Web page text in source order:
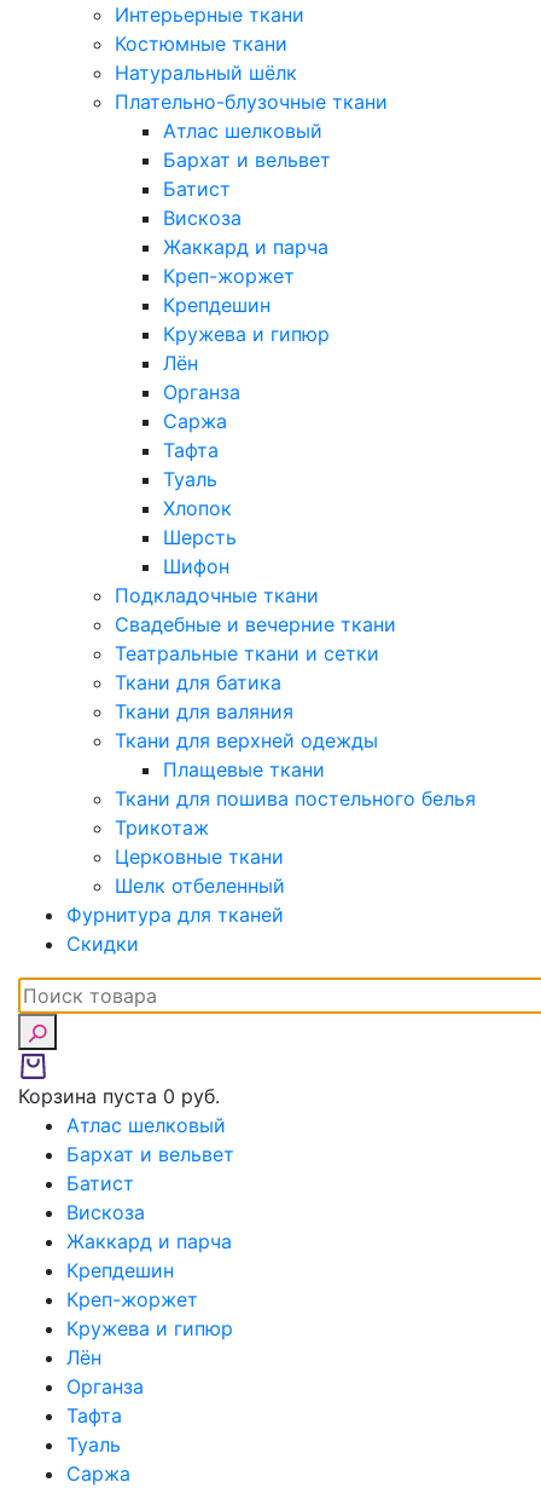
Интерьерные ткани
Костюмные ткани
Натуральный шёлк
Плательно-блузочные ткани
Атлас шелковый
Бархат и вельвет
Батист
Вискоза
Жаккард и парча
Креп-жоржет
Крепдешин
Кружева и гипюр
Лён
Органза
Саржа
Тафта
Туаль
Хлопок
Шерсть
Шифон
Подкладочные ткани
Свадебные и вечерние ткани
Театральные ткани и сетки
Ткани для батика
Ткани для валяния
Ткани для верхней одежды
Плащевые ткани
Ткани для пошива постельного белья
Трикотаж
Церковные ткани
Шелк отбеленный
Фурнитура для тканей
Скидки
Корзина пуста 0 руб.
Атлас шелковый
Бархат и вельвет
Батист
Вискоза
Жаккард и парча
Крепдешин
Креп-жоржет
Кружева и гипюр
Лён
Органза
Тафта
Туаль
Саржа